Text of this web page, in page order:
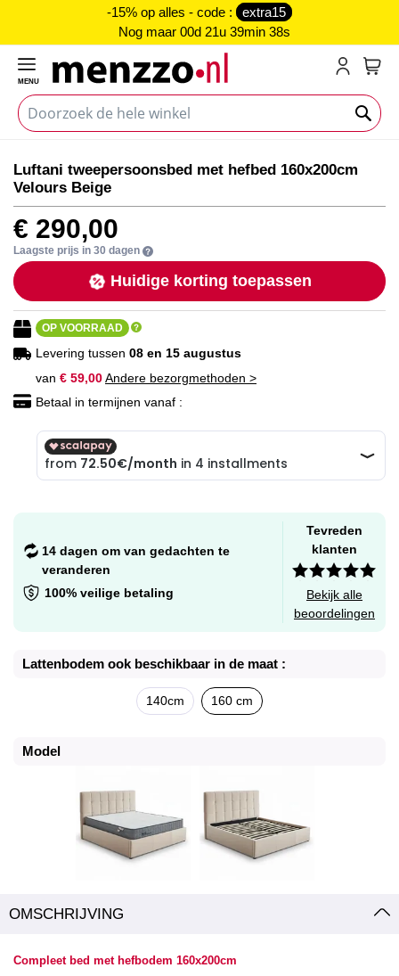
-15% op alles - code :
extra15
Nog maar 00d 21u 39min 38s
MENU
naar
het
einde
van
de
afbeeldingen-
gallerij
naar
het
begin
van
de
afbeeldingen-
gallerij
Luftani tweepersoonsbed met hefbed 160x200cm
Velours Beige
€ 290,00
Laagste prijs in 30 dagen
Huidige korting toepassen
OP VOORRAAD
Levering tussen 08 en 15 augustus
van € 59,00Andere bezorgmethoden >
Betaal in termijnen vanaf :
14 dagen om van gedachten te
veranderen
100% veilige betaling
Tevreden
klanten
Bekijk alle
beoordelingen
Lattenbodem ook beschikbaar in de maat :
140cm 160 cm
Model
OMSCHRIJVING
Compleet bed met hefbodem 160x200cm